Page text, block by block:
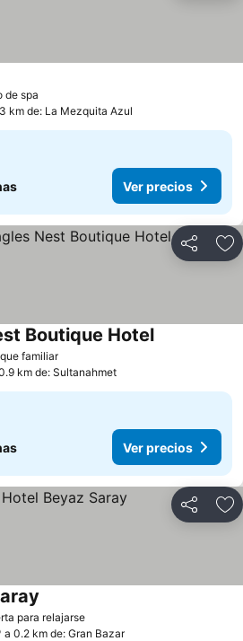
de spa
km de: La Mezquita Azul
Ver precios
Compartir
familiarVer precios
Boutique HotelVer precios
km de: Sultanahmet
Ver precios
Compartir
para relajarseVer precios
a 0.2 km de: Gran Bazar